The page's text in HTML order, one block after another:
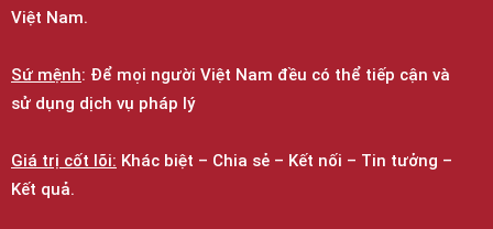
Việt Nam.
Sứ mệnh: Để mọi người Việt Nam đều có thể tiếp cận và
sử dụng dịch vụ pháp lý
Giá trị cốt lõi: Khác biệt – Chia sẻ – Kết nối – Tin tưởng –
Kết quả.